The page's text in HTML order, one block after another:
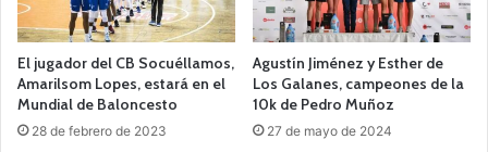
El jugador del CB Socuéllamos,
Amarilsom Lopes, estará en el
Mundial de Baloncesto
28 de febrero de 2023
Agustín Jiménez y Esther de
Los Galanes, campeones de la
10k de Pedro Muñoz
27 de mayo de 2024